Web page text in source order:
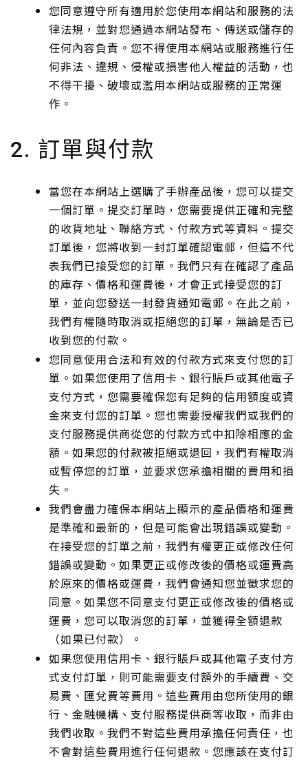
您同意遵守所有適用於您使用本網站和服務的法
律法規，並對您通過本網站發布、傳送或儲存的
任何內容負責。您不得使用本網站或服務進行任
何非法、違規、侵權或損害他人權益的活動，也
不得干擾、破壞或濫用本網站或服務的正常運
作。
2. 訂單與付款
當您在本網站上選購了手辦產品後，您可以提交
一個訂單。提交訂單時，您需要提供正確和完整
的收貨地址、聯絡方式、付款方式等資料。提交
訂單後，您將收到一封訂單確認電郵，但這不代
表我們已接受您的訂單。我們只有在確認了產品
的庫存、價格和運費後，才會正式接受您的訂
單，並向您發送一封發貨通知電郵。在此之前，
我們有權隨時取消或拒絕您的訂單，無論是否已
收到您的付款。
您同意使用合法和有效的付款方式來支付您的訂
單。如果您使用了信用卡、銀行賬戶或其他電子
支付方式，您需要確保您有足夠的信用額度或資
金來支付您的訂單。您也需要授權我們或我們的
支付服務提供商從您的付款方式中扣除相應的金
額。如果您的付款被拒絕或退回，我們有權取消
或暫停您的訂單，並要求您承擔相關的費用和損
失。
我們會盡力確保本網站上顯示的產品價格和運費
是準確和最新的，但是可能會出現錯誤或變動。
在接受您的訂單之前，我們有權更正或修改任何
錯誤或變動。如果更正或修改後的價格或運費高
於原來的價格或運費，我們會通知您並徵求您的
同意。如果您不同意支付更正或修改後的價格或
運費，您可以取消您的訂單，並獲得全額退款
（如果已付款）。
如果您使用信用卡、銀行賬戶或其他電子支付方
式支付訂單，則可能需要支付額外的手續費、交
易費、匯兌費等費用。這些費用由您所使用的銀
行、金融機構、支付服務提供商等收取，而非由
我們收取。我們不對這些費用承擔任何責任，也
不會對這些費用進行任何退款。您應該在支付訂